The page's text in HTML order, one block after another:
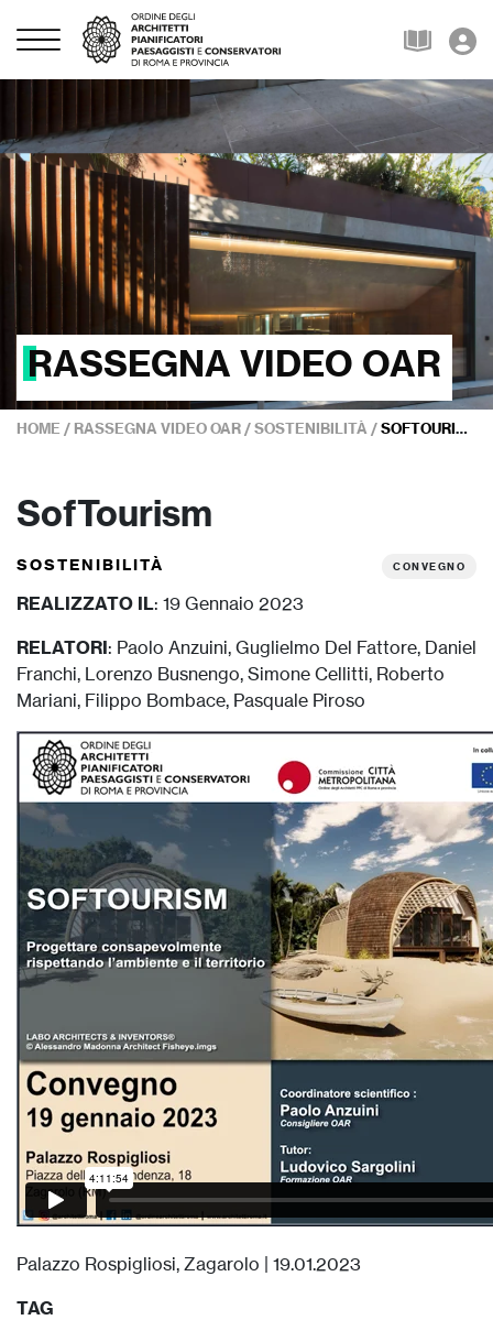
RASSEGNA VIDEO OAR
HOME / RASSEGNA VIDEO OAR /SOSTENIBILITÀ /SOFTOURISM
SofTourism
SOSTENIBILITÀ CONVEGNO
REALIZZATO IL: 19 Gennaio 2023
RELATORI: Paolo Anzuini, Guglielmo Del Fattore, Daniel
Franchi, Lorenzo Busnengo, Simone Cellitti, Roberto
Mariani, Filippo Bombace, Pasquale Piroso
Palazzo Rospigliosi, Zagarolo | 19.01.2023
TAG